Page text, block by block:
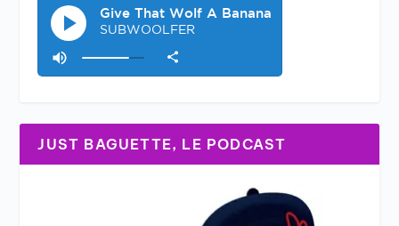
JUST BAGUETTE, LE PODCAST